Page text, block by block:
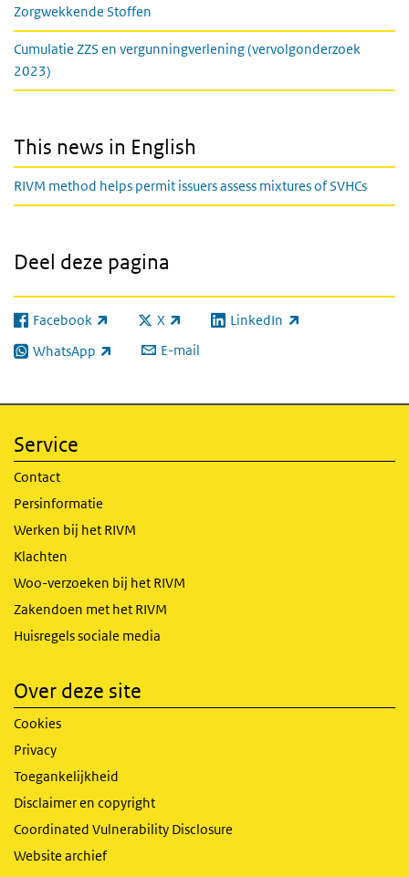
Zorgwekkende Stoffen
Cumulatie ZZS en vergunningverlening (vervolgonderzoek
2023)
This news in English
RIVM method helps permit issuers assess mixtures of SVHCs
Deel deze pagina
Facebook
(externe link) X
(externe link) LinkedIn
(externe link)
WhatsApp
(externe link) E-mail
Service
Contact
Persinformatie
Werken bij het RIVM
Klachten
Woo-verzoeken bij het RIVM
Zakendoen met het RIVM
Huisregels sociale media
Over deze site
Cookies
Privacy
Toegankelijkheid
Disclaimer en copyright
Coordinated Vulnerability Disclosure
Website archief